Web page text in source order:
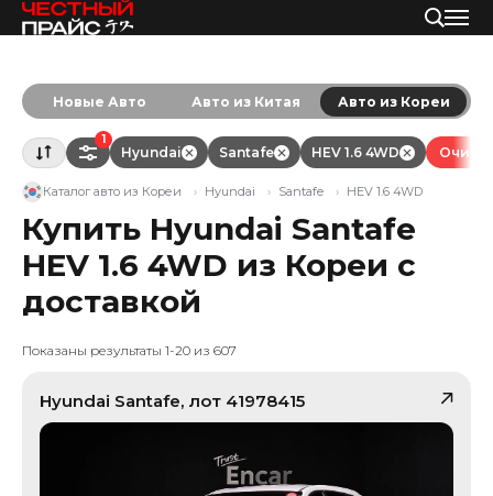
Новые Авто Авто из Китая Авто из Кореи
1
Hyundai Santafe HEV 1.6 4WD
Каталог авто из Кореи Hyundai Santafe HEV 1.6 4WD
Купить Hyundai Santafe
HEV 1.6 4WD из Кореи с
доставкой
Показаны результаты 1-20 из 607
Hyundai Santafe, лот 41978415